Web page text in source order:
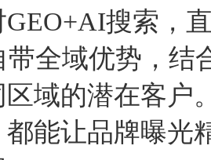
GEO+AI搜索，
全域优势，结
域的潜在客户
都能让品牌曝光